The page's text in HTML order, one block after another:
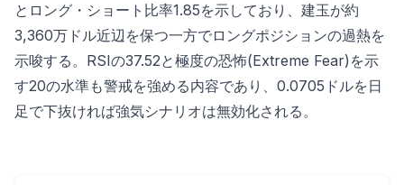
とロング・ショート比率1.85を示しており、建玉が約
3,360万ドル近辺を保つ一方でロングポジションの過熱を
示唆する。RSIの37.52と極度の恐怖(Extreme Fear)を示
す20の水準も警戒を強める内容であり、0.0705ドルを日
足で下抜ければ強気シナリオは無効化される。